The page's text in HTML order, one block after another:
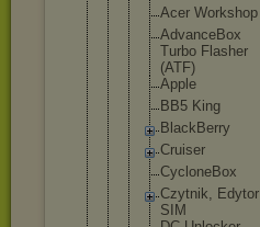
Acer Workshop
AdvanceBox
Turbo Flasher
(ATF)
Apple
BB5 King
BlackBerry
Cruiser
CycloneBox
Czytnik, Edytor
SIM